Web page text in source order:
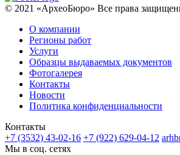
© 2021 «АрхеоБюро» Все права
О компании
Регионы работ
Услуги
Образцы выдаваемых документов
Фотогалерея
Контакты
Новости
Политика конфиденциальности
Контакты
+7 (3532) 43-02-16 +7 (922) 629-04-12
Мы в соц. сетях